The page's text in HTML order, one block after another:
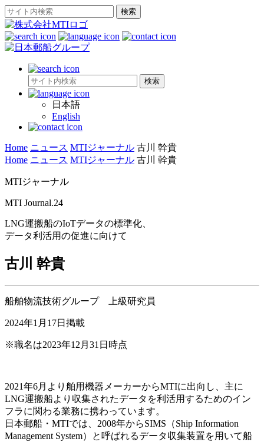
日本語
English
Home ニュース MTIジャーナル 古川 幹貴
Home ニュース MTIジャーナル 古川 幹貴
MTIジャーナル
MTI Journal.24
LNG運搬船のIoTデータの標準化、
データ利活用の促進に向けて
古川 幹貴
船舶物流技術グループ 上級研究員
2024年1月17日掲載
※職名は2023年12月31日時点
2021年6月より舶用機器メーカーからMTIに出向し、主に
LNG運搬船より収集されたデータを利活用するためのイン
フラに関わる業務に携わっています。
日本郵船・MTIでは、2008年からSIMS（Ship Information
Management System）と呼ばれるデータ収集装置を用いて船